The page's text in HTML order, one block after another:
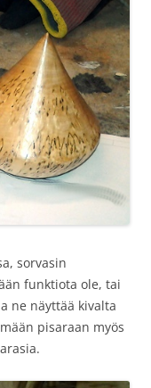
sorvasin
funktiota ole, tai
ne näyttää kivalta
pisaraan myös